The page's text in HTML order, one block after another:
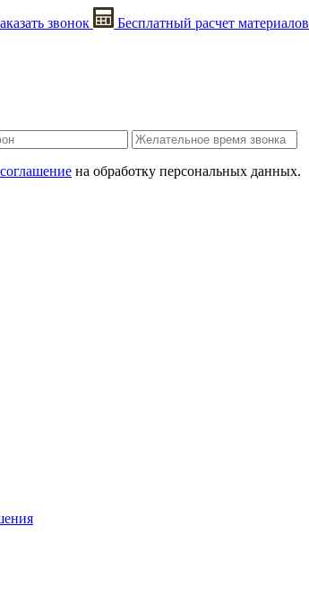
звонок Бесплатный расчет материалов
соглашение на обработку персональных данных.